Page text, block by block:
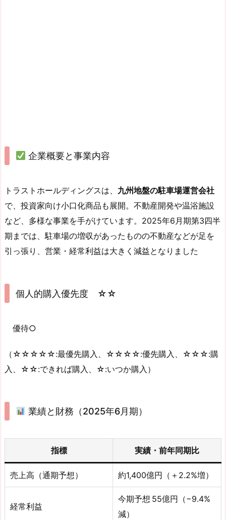
企業概要と事業内容
トラストホールディングスは、 九州地盤の駐車場運営会社
で、投資家向け小口化商品も展開。不動産開発や温浴施設
など、多様な事業を手がけています。2025年6月期第3四半
期までは、駐車場の増収があったものの不動産などが足を
引っ張り、営業・経常利益は大きく減益となりました
個人的購入優先度 ☆☆
優待○
（☆☆☆☆☆:最優先購入、☆☆☆☆:優先購入、☆☆☆:購
入、☆☆:できれば購入、☆:いつか購入）
業績と財務（2025年6月期）
指標 実績・前年同期比
売上高（通期予想） 約1,400億円（＋2.2%増）
経常利益
今期予想 55億円（−9.4%
減）